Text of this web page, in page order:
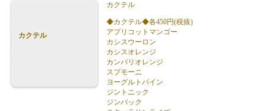
カクテル
カクテル
◆カクテル◆各450円(税抜)
アプリコットマンゴー
カシスウーロン
カシスオレンジ
カンパリオレンジ
スプモーニ
ヨーグルトパイン
ジントニック
ジンバック